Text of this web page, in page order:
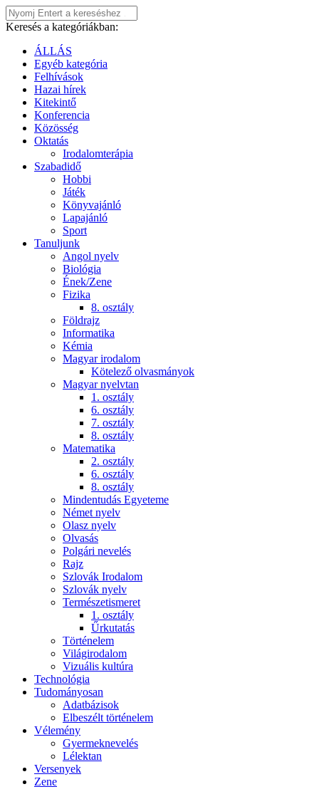
Keresés a kategóriákban:
ÁLLÁS
Egyéb kategória
Felhívások
Hazai hírek
Kitekintő
Konferencia
Közösség
Oktatás
Irodalomterápia
Szabadidő
Hobbi
Játék
Könyvajánló
Lapajánló
Sport
Tanuljunk
Angol nyelv
Biológia
Ének/Zene
Fizika
8. osztály
Földrajz
Informatika
Kémia
Magyar irodalom
Kötelező olvasmányok
Magyar nyelvtan
1. osztály
6. osztály
7. osztály
8. osztály
Matematika
2. osztály
6. osztály
8. osztály
Mindentudás Egyeteme
Német nyelv
Olasz nyelv
Olvasás
Polgári nevelés
Rajz
Szlovák Irodalom
Szlovák nyelv
Természetismeret
1. osztály
Űrkutatás
Történelem
Világirodalom
Vizuális kultúra
Technológia
Tudományosan
Adatbázisok
Elbeszélt történelem
Vélemény
Gyermeknevelés
Lélektan
Versenyek
Zene